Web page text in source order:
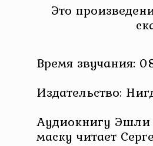
Это
Время звучания:
Издательство:
Аудиокнигу Эшли
маску читает